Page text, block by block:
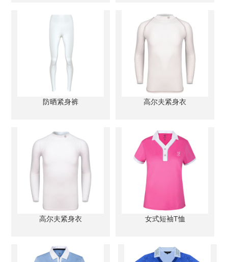
防晒紧身裤 高尔夫紧身衣
高尔夫紧身衣 女式短袖T恤